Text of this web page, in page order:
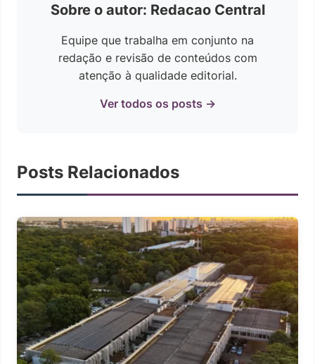
Sobre o autor: Redacao Central
Equipe que trabalha em conjunto na
redação e revisão de conteúdos com
atenção à qualidade editorial.
Ver todos os posts →
Posts Relacionados